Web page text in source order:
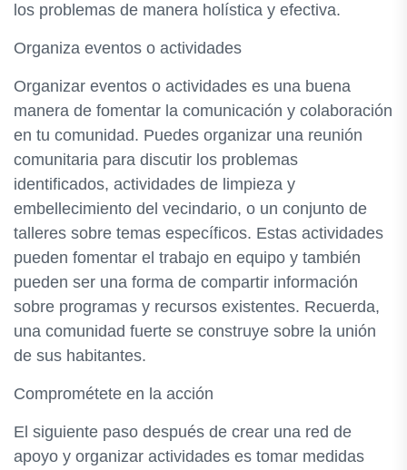
los problemas de manera holística y efectiva.
Organiza eventos o actividades
Organizar eventos o actividades es una buena
manera de fomentar la comunicación y colaboración
en tu comunidad. Puedes organizar una reunión
comunitaria para discutir los problemas
identificados, actividades de limpieza y
embellecimiento del vecindario, o un conjunto de
talleres sobre temas específicos. Estas actividades
pueden fomentar el trabajo en equipo y también
pueden ser una forma de compartir información
sobre programas y recursos existentes. Recuerda,
una comunidad fuerte se construye sobre la unión
de sus habitantes.
Comprométete en la acción
El siguiente paso después de crear una red de
apoyo y organizar actividades es tomar medidas